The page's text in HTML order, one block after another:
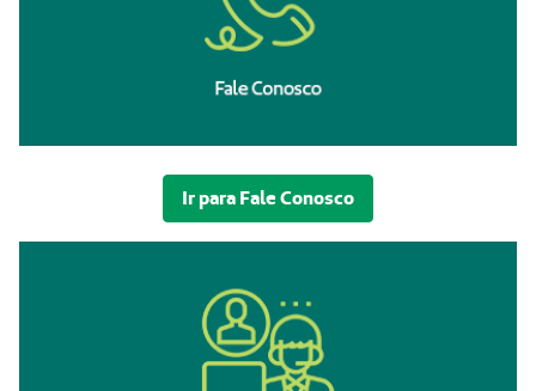
Ir para Fale Conosco